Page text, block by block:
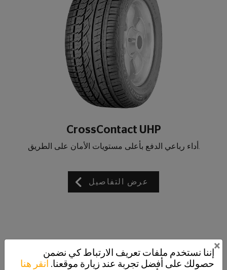
CrossContact UHP
.أداء رباعي الدفع بأعلى مستويات الأمان على الطريق
عرض التفاصيل
إننا نستخدم ملفات تعريف الارتباط كي نضمن
حصولك على أفضل تجربة عند زيارة موقعنا. انقر هنا
×